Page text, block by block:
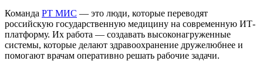
Команда РТ МИС — это люди, которые переводят
российскую государственную медицину на современную ИТ-
платформу. Их работа — создавать высоконагруженные
системы, которые делают здравоохранение дружелюбнее и
помогают врачам оперативно решать рабочие задачи.